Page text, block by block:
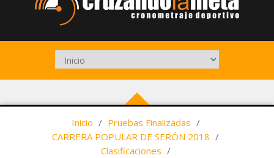
Inicio / Pruebas Finalizadas /
CARRERA POPULAR DE SERÓN 2018 /
Clasificaciones /